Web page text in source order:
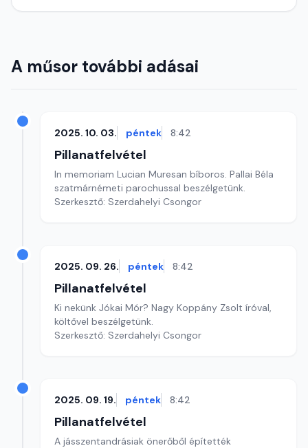
A műsor további adásai
2025. 10. 03. péntek 8:42
Pillanatfelvétel
In memoriam Lucian Muresan bíboros. Pallai Béla
szatmárnémeti parochussal beszélgetünk.
Szerkesztő: Szerdahelyi Csongor
2025. 09. 26. péntek 8:42
Pillanatfelvétel
Ki nekünk Jókai Mór? Nagy Koppány Zsolt íróval,
költővel beszélgetünk.
Szerkesztő: Szerdahelyi Csongor
2025. 09. 19. péntek 8:42
Pillanatfelvétel
A jásszentandrásiak önerőből építették